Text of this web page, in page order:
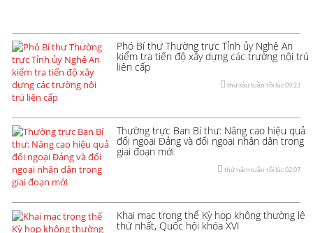
Phó Bí thư Thường trực Tỉnh ủy Nghệ An
kiểm tra tiến độ xây dựng các trường nội trú
liên cấp
thứ sáu tuần rồi lúc 09:23
Thường trực Ban Bí thư: Nâng cao hiệu quả
đối ngoại Đảng và đối ngoại nhân dân trong
giai đoạn mới
thứ năm tuần rồi lúc 02:07
Khai mạc trọng thể Kỳ họp không thường lệ
thứ nhất, Quốc hội khóa XVI